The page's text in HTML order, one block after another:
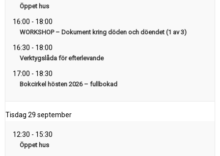
Öppet hus
16:00 - 18:00
WORKSHOP – Dokument kring döden och döendet (1 av 3)
16:30 - 18:00
Verktygslåda för efterlevande
17:00 - 18:30
Bokcirkel hösten 2026 – fullbokad
Tisdag 29 september
12:30 - 15:30
Öppet hus